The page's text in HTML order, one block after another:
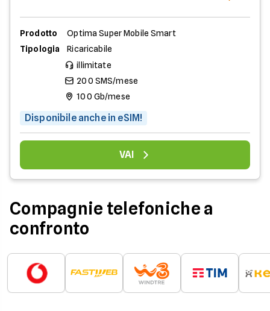
Prodotto
Optima Super Mobile Smart
Tipologia
Ricaricabile
illimitate
200 SMS/mese
100 Gb/mese
Disponibile anche in eSIM!
VAI
Compagnie telefoniche a
confronto